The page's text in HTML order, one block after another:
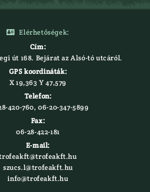

Elérhetőségek:
Cím:
út 168. Bejárat az Alsó-tó utcáról.
GPS koordináták:
X 19,363 Y 47,579‍
Telefon:
420-760, 06-20-347-5899
Fax:
06-28-422-181
E-mail:
szucs.l@trofeakft.hu
info@trofeakft.hu